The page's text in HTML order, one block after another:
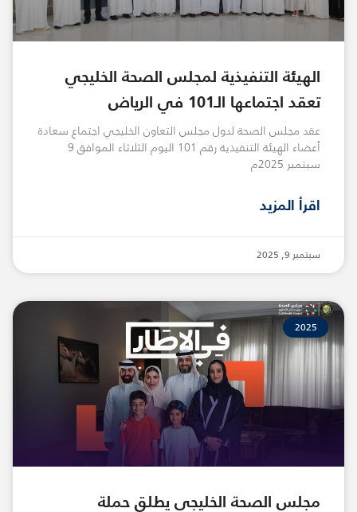
الهيئة التنفيذية لمجلس الصحة الخليجي
تعقد اجتماعها الـ101 في الرياض
عقد مجلس الصحة لدول مجلس التعاون الخليجي اجتماع سعادة
أعضاء الهيئة التنفيذية رقم 101 اليوم الثلاثاء الموافق 9
سبتمبر 2025م
اقرأ المزيد
سبتمبر 9, 2025
2025
مجلس الصحة الخليجي يطلق حملة